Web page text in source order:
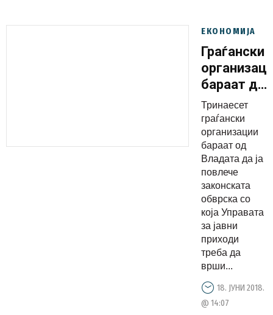
ЕКОНОМИЈА
Граѓански
бараат да
се
повлече
на
физички
лица како
ДДВ
обврзници
Тринаесет
граѓански
организации
бараат од
Владата да ја
повлече
законската
обврска со
која Управата
за јавни
приходи
треба да
врши...
18. ЈУНИ 2018.
@ 14:07